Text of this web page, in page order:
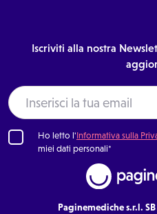
Iscriviti alla nostra
Ho letto l'Informativa sulla
miei dati personali*
Paginemediche s.r.l. SB